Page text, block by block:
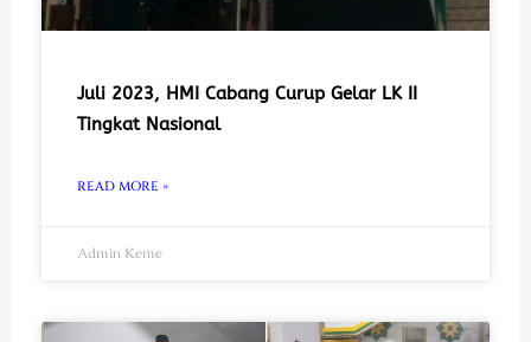
Juli 2023, HMI Cabang Curup Gelar LK II
Tingkat Nasional
READ MORE »
Admin Keme